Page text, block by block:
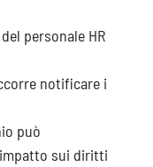
personale HR
notificare i
può
sui diritti